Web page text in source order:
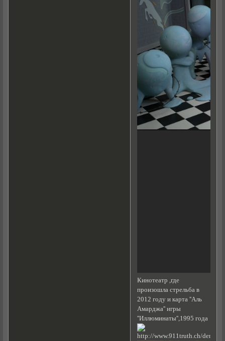
Кинотеатр ,где
произошла стрельба в
2012 году и карта ''Аль
Амарджа'' игры
''Иллюминаты'',1995 года